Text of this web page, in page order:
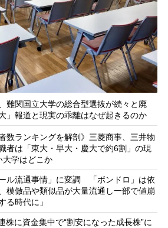
難関国立大学の総合型選抜が続々と廃
」報道と現実の乖離はなぜ起きるのか
数ランキングを解剖》三菱商事、三井物
者は「東大・早大・慶大で約6割」の現
学はどこか
ル流通事情」に変調 「ボンドロ」は依
模倣品や類似品が大量流通し一部で値崩
時代に」
株に資金集中で“割安になった成長株”に